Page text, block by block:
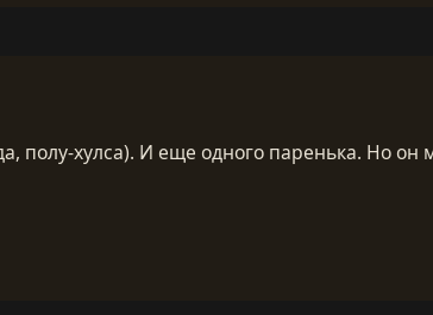
полу-хулса). И еще одного паренька. Но он